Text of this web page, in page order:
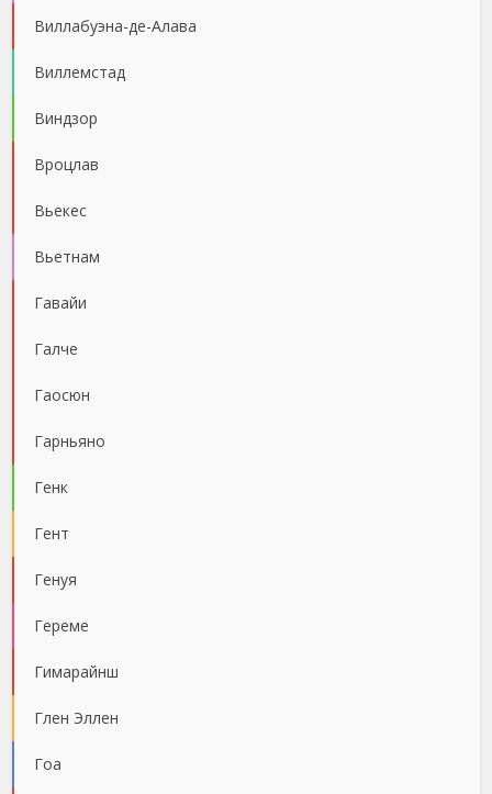
Виллабуэна-де-Алава
Виллемстад
Виндзор
Вроцлав
Вьекес
Вьетнам
Гавайи
Галче
Гаосюн
Гарньяно
Генк
Гент
Генуя
Гереме
Гимарайнш
Глен Эллен
Гоа